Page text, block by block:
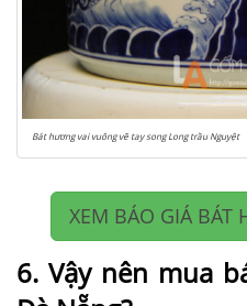
Bát hương vai vuông vẽ tay song Long trầu Nguyệt
XEM BÁO GIÁ BÁT
6. Vậy nên mua